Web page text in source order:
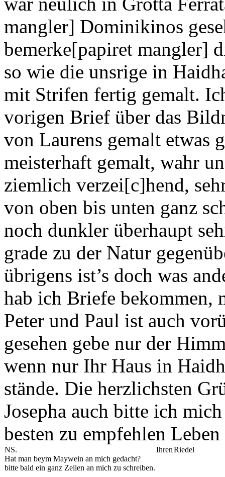
mangler] Dominikinos
bemerke[papiret mangler]
so wie die unsrige in
mit Strifen fertig gemalt.
vorigen Brief über das
von Laurens gemalt etwas
meisterhaft gemalt, wahr
ziemlich verzei[c]hend,
von oben bis unten ganz
noch dunkler überhaupt
grade zu der Natur
übrigens ist’s doch was
hab ich Briefe bekommen,
Peter und Paul ist auch
gesehen gebe nur der
wenn nur Ihr Haus in
stände. Die herzlichsten
Josepha auch bitte ich
besten zu empfehlen
NS.
Hat man beym Maywein an mich gedacht?
bitte bald ein ganz Zeilen an mich zu schreiben.
IhrenRiedel